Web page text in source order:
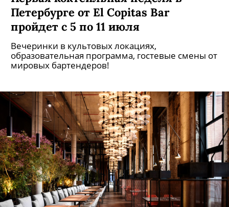
Первая коктейльная неделя в
Петербурге от El Copitas Bar
пройдет с 5 по 11 июля
Вечеринки в культовых локациях,
образовательная программа, гостевые смены от